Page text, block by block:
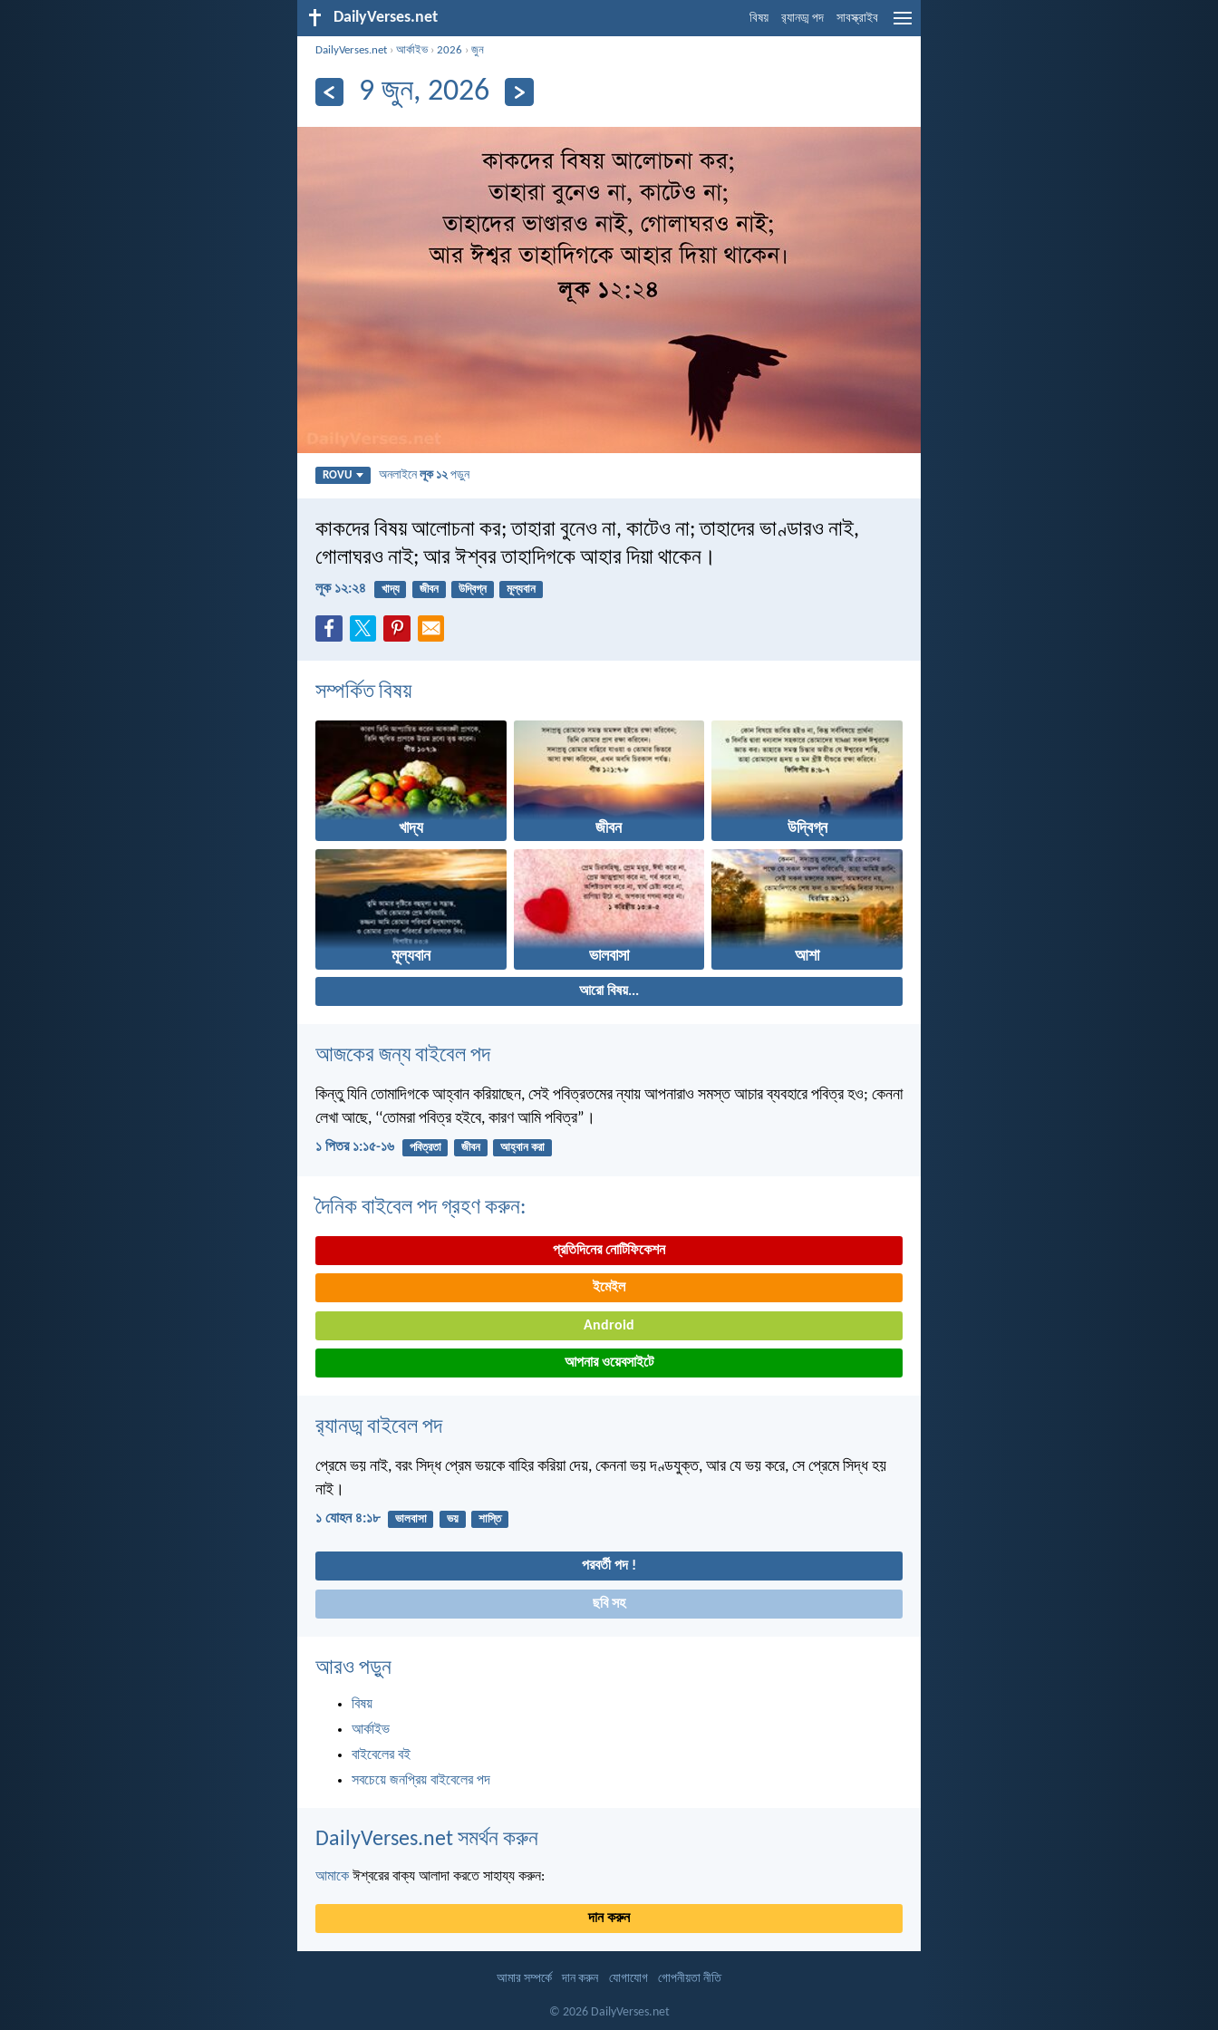
DailyVerses.net বিষয় র‌্যানড্ম পদ সাবস্ক্রাইব
DailyVerses.net ›আর্কাইভ›2026 ›জুন
9 জুন, 2026
ROVU অনলাইনেলূক ১২পড়ুন
কাকদের বিষয় আলোচনা কর; তাহারা বুনেও না, কাটেও না; তাহাদের ভাণ্ডারও নাই,
গোলাঘরও নাই; আর ঈশ্বর তাহাদিগকে আহার দিয়া থাকেন।
লূক ১২:২৪ খাদ্য জীবন উদ্বিগ্ন মূল্যবান
সম্পর্কিত বিষয়
খাদ্য জীবন উদ্বিগ্ন
মূল্যবান ভালবাসা আশা
আরো বিষয়...
আজকের জন্য বাইবেল পদ
কিন্তু যিনি তোমাদিগকে আহ্বান করিয়াছেন, সেই পবিত্রতমের ন্যায় আপনারাও সমস্ত আচার ব্যবহারে পবিত্র হও; কেননা
লেখা আছে, ‘‘তোমরা পবিত্র হইবে, কারণ আমি পবিত্র”।
১ পিতর ১:১৫-১৬ পবিত্রতা জীবন আহ্বান করা
দৈনিক বাইবেল পদ গ্রহণ করুন:
প্রতিদিনের নোটিফিকেশন
ইমেইল
Android
আপনার ওয়েবসাইটে
র‌্যানড্ম বাইবেল পদ
প্রেমে ভয় নাই, বরং সিদ্ধ প্রেম ভয়কে বাহির করিয়া দেয়, কেননা ভয় দণ্ডযুক্ত, আর যে ভয় করে, সে প্রেমে সিদ্ধ হয়
নাই।
১ যোহন ৪:১৮ ভালবাসা ভয় শাস্তি
পরবর্তী পদ !
ছবি সহ
আরও পড়ুন
বিষয়
আর্কাইভ
বাইবেলের বই
সবচেয়ে জনপ্রিয় বাইবেলের পদ
DailyVerses.net সমর্থন করুন
আমাকে ঈশ্বরের বাক্য আলাদা করতে সাহায্য করুন:
দান করুন
আমার সম্পর্কে দান করুন যোগাযোগ গোপনীয়তা নীতি
© 2026 DailyVerses.net